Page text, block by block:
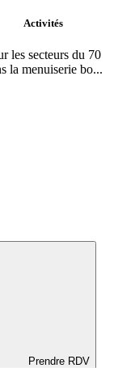
Activités
les secteurs du 70
la menuiserie bo...
Prendre RDV